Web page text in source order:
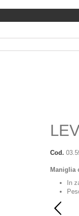
Cod.
Maniglia
In